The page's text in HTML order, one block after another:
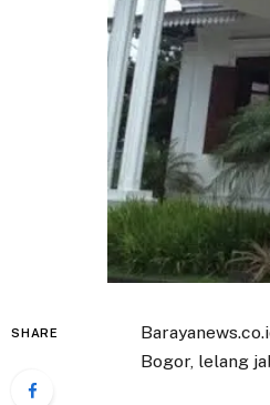
SHARE
Bogor, lelang